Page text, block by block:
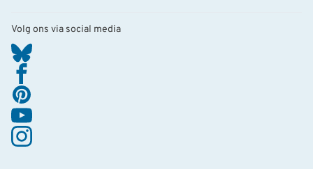
Volg ons via social media